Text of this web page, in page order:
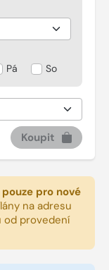
Pá So
Koupit
pro nové
na adresu
od provedení